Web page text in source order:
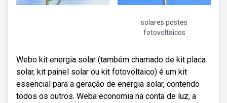
solares postes
fotovoltaicos
Webo kit energia solar (também chamado de kit placa
solar, kit painel solar ou kit fotovoltaico) é um kit
essencial para a geração de energia solar, contendo
todos os outros. Weba economia na conta de luz, a